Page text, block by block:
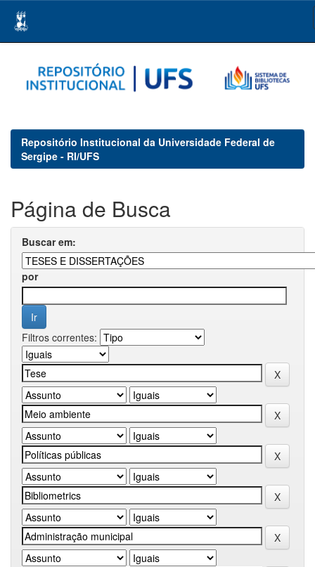
navigation
Repositório Institucional da Universidade Federal de
Sergipe - RI/UFS
Página de Busca
Buscar em:
por
Filtros correntes: